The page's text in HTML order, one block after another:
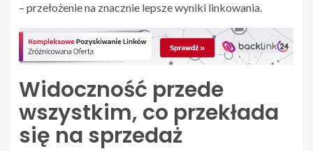
– przełożenie na znacznie lepsze wyniki linkowania.
Widoczność przede
wszystkim, co przekłada
się na sprzedaż